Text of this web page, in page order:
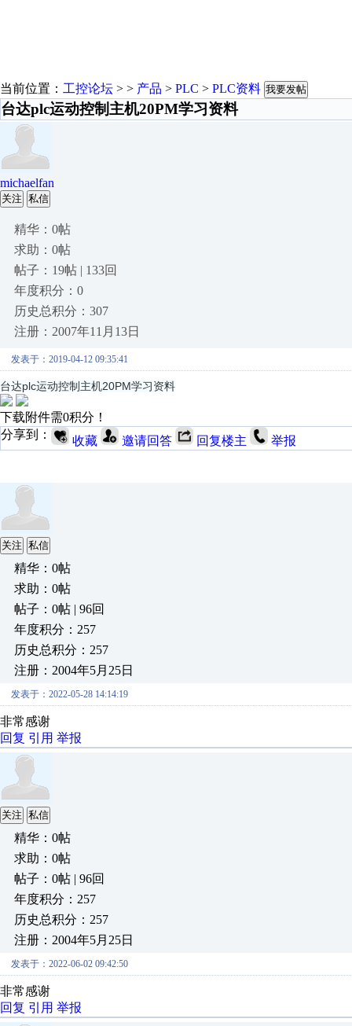
当前位置： 工控论坛 > > 产品 > PLC > PLC资料 我要发帖
台达plc运动控制主机20PM学习资料
michaelfan
关注 私信
精华：0帖
求助：0帖
帖子：19帖 | 133回
年度积分：0
历史总积分：307
注册：2007年11月13日
发表于：2019-04-12 09:35:41
台达plc运动控制主机20PM学习资料
下载附件需0积分！
分享到：
收藏 邀请回答 回复楼主 举报
关注 私信
精华：0帖
求助：0帖
帖子：0帖 | 96回
年度积分：257
历史总积分：257
注册：2004年5月25日
发表于：2022-05-28 14:14:19
非常感谢
回复 引用 举报
关注 私信
精华：0帖
求助：0帖
帖子：0帖 | 96回
年度积分：257
历史总积分：257
注册：2004年5月25日
发表于：2022-06-02 09:42:50
非常感谢
回复 引用 举报